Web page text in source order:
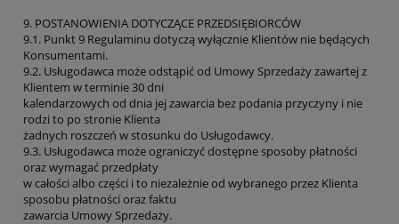
9. POSTANOWIENIA DOTYCZĄCE PRZEDSIĘBIORCÓW
9.1. Punkt 9 Regulaminu dotyczą wyłącznie Klientów nie będących
Konsumentami.
9.2. Usługodawca może odstąpić od Umowy Sprzedaży zawartej z
Klientem w terminie 30 dni
kalendarzowych od dnia jej zawarcia bez podania przyczyny i nie
rodzi to po stronie Klienta
żadnych roszczeń w stosunku do Usługodawcy.
9.3. Usługodawca może ograniczyć dostępne sposoby płatności
oraz wymagać przedpłaty
w całości albo części i to niezależnie od wybranego przez Klienta
sposobu płatności oraz faktu
zawarcia Umowy Sprzedaży.